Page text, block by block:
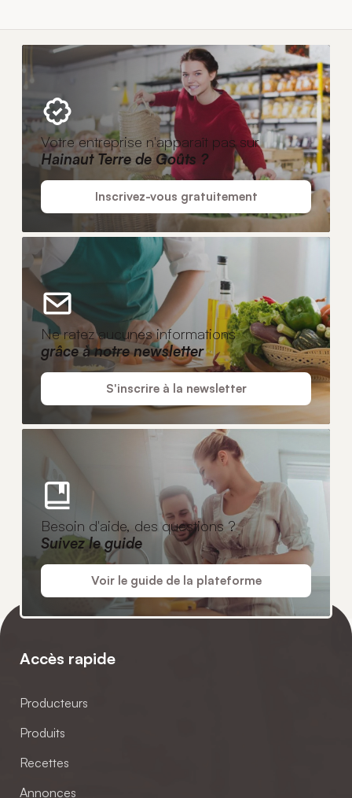
Votre entreprise n'apparaît pas sur
Hainaut Terre de Goûts ?
Inscrivez-vous gratuitement
Ne ratez aucunes informations
grâce à notre newsletter
S'inscrire à la newsletter
Besoin d'aide, des questions ?
Suivez le guide
Voir le guide de la plateforme
Accès rapide
Producteurs
Produits
Recettes
Annonces